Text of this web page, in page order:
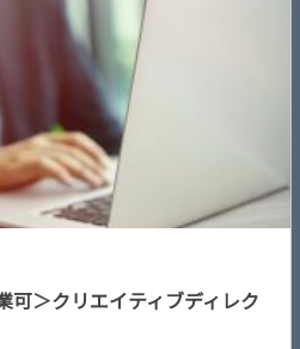
可＞クリエイティブディレク